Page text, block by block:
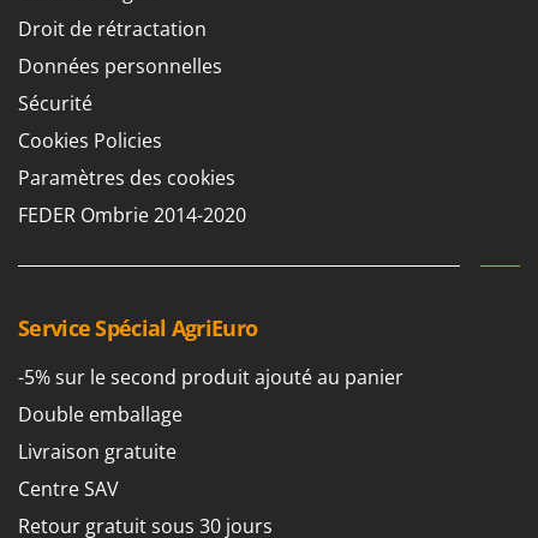
Chaudrons électriques pour polenta
Cisailles à gazon à batterie
Cisailles taille-haies manuelles
Coupe-branches
Cultivateurs Tiller à ressorts - Extirpateurs
D
Débroussailleuses
Décompacteurs agricoles
Découpeurs plasma
Déplaqueuses de gazon
Barbieri
Batavia
Benassi
Beper
Berkel
Besser Vacuum
Beta tools
Bissell
Black & Decker
BlackStone
Blue Bird
Bomet
Droit de rétractation
Données personnelles
Sécurité
Cookies Policies
Paramètres des cookies
FEDER Ombrie 2014-2020
Service Spécial AgriEuro
-5% sur le second produit ajouté au panier
Double emballage
Livraison gratuite
Centre SAV
Retour gratuit sous 30 jours